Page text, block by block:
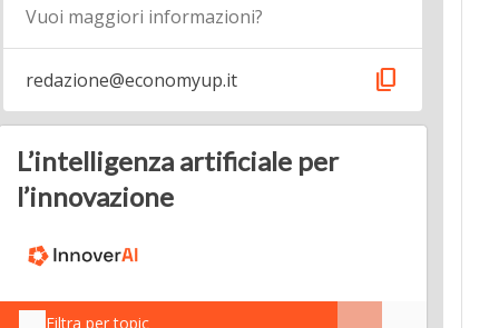
Vuoi maggiori informazioni?
redazione@economyup.it content_copy
L’intelligenza artificiale per
l’innovazione
Filtra per topic